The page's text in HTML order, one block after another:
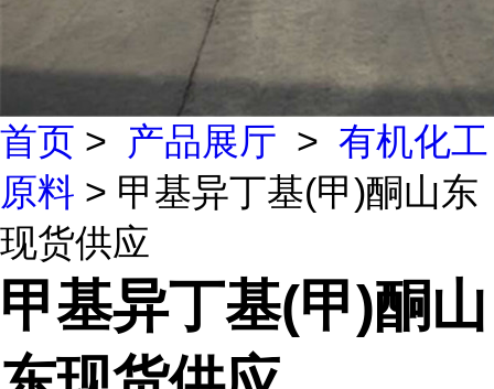
首页 > 产品展厅 > 有机化工
原料 > 甲基异丁基(甲)酮山东
现货供应
甲基异丁基(甲)酮山